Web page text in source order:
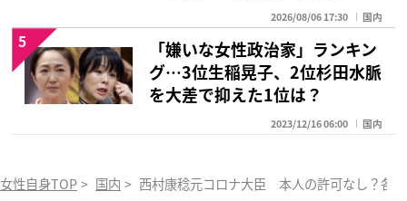
2026/08/06 17:30 国内
「嫌いな女性政治家」ランキン
グ…3位生稲晃子、2位杉田水脈
を大差で抑えた1位は？
2023/12/16 06:00 国内
5
女性自身TOP > 国内 > 西村康稔元コロナ大臣 本人の許可なし？各